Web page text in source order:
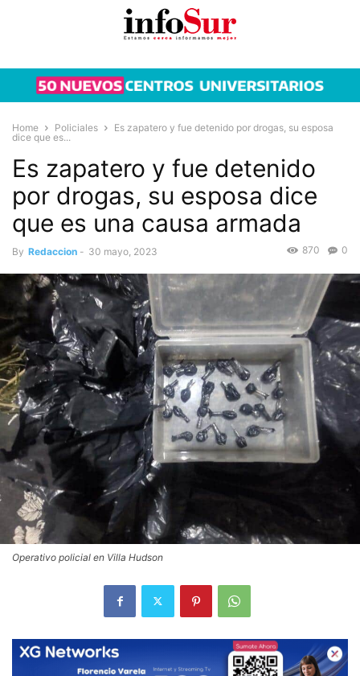
Home Policiales
Es zapatero y fue detenido por drogas, su esposa
dice que es...
Es zapatero y fue detenido
por drogas, su esposa dice
que es una causa armada
By Redaccion - 30 mayo, 2023 0
870
Operativo policial en Villa Hudson